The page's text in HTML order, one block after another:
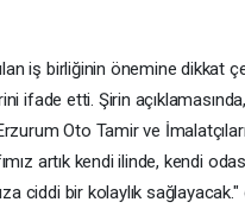
iş birliğinin önemine dikkat
ifade etti. Şirin
Oto Tamir ve
artık kendi ilinde, kendi
ciddi bir kolaylık sağlayacak."